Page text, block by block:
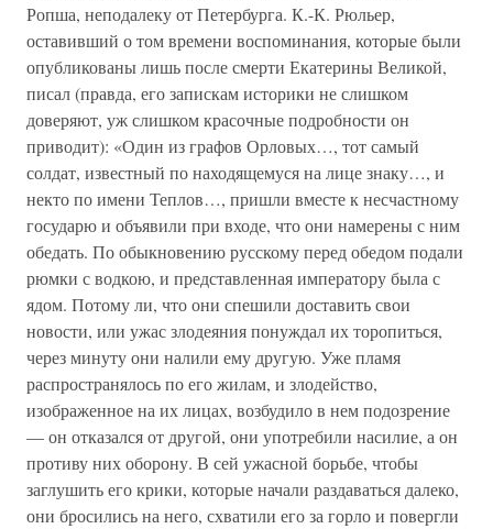
Ропша, неподалеку от Петербурга. К.-К. Рюльер,
оставивший о том времени воспоминания, которые были
опубликованы лишь после смерти Екатерины Великой,
писал (правда, его запискам историки не слишком
доверяют, уж слишком красочные подробности он
приводит): «Один из графов Орловых…, тот самый
солдат, известный по находящемуся на лице знаку…, и
некто по имени Теплов…, пришли вместе к несчастному
государю и объявили при входе, что они намерены с ним
обедать. По обыкновению русскому перед обедом подали
рюмки с водкою, и представленная императору была с
ядом. Потому ли, что они спешили доставить свои
новости, или ужас злодеяния понуждал их торопиться,
через минуту они налили ему другую. Уже пламя
распространялось по его жилам, и злодейство,
изображенное на их лицах, возбудило в нем подозрение
— он отказался от другой, они употребили насилие, а он
противу них оборону. В сей ужасной борьбе, чтобы
заглушить его крики, которые начали раздаваться далеко,
они бросились на него, схватили его за горло и повергли